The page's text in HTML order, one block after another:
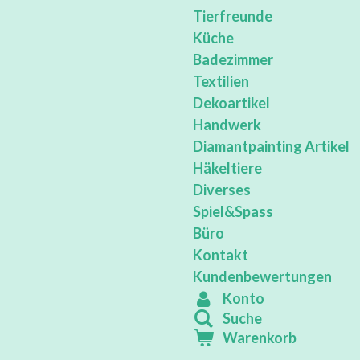
Tierfreunde
Küche
Badezimmer
Textilien
Dekoartikel
Handwerk
Diamantpainting Artikel
Häkeltiere
Diverses
Spiel&Spass
Büro
Kontakt
Kundenbewertungen
Konto
Suche
Warenkorb